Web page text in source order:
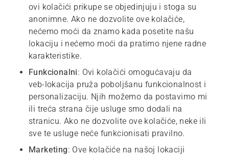
ovi kolačići prikupe se objedinjuju i stoga su
anonimne. Ako ne dozvolite ove kolačiće,
nećemo moći da znamo kada posetite našu
lokaciju i nećemo moći da pratimo njene radne
karakteristike.
Funkcionalni: Ovi kolačići omogućavaju da
veb-lokacija pruža poboljšanu funkcionalnost i
personalizaciju. Njih možemo da postavimo mi
ili treća strana čije usluge smo dodali na
stranicu. Ako ne dozvolite ove kolačiće, neke ili
sve te usluge neće funkcionisati pravilno.
Marketing: Ove kolačiće na našoj lokaciji